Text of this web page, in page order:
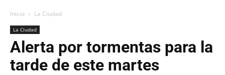
Inicio La Ciudad
La Ciudad
Alerta por tormentas para la
tarde de este martes